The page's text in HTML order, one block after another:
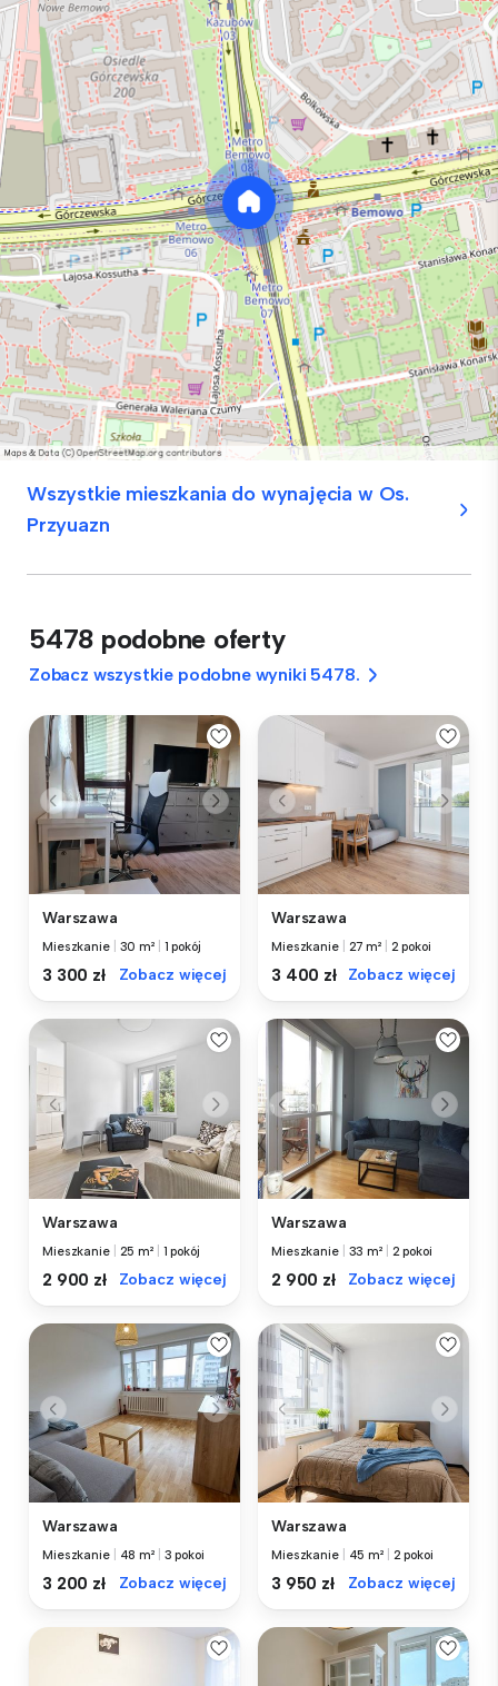
Wszystkie mieszkania do wynajęcia w Os.
Przyuazn
5478 podobne oferty
Zobacz wszystkie podobne wyniki 5478.
Warszawa
Mieszkanie 30 m² 1 pokój
3 300 zł Zobacz więcej
Warszawa
Mieszkanie 27 m² 2 pokoi
3 400 zł Zobacz więcej
Warszawa
Mieszkanie 25 m² 1 pokój
2 900 zł Zobacz więcej
Warszawa
Mieszkanie 33 m² 2 pokoi
2 900 zł Zobacz więcej
Warszawa
Mieszkanie 48 m² 3 pokoi
3 200 zł Zobacz więcej
Warszawa
Mieszkanie 45 m² 2 pokoi
3 950 zł Zobacz więcej